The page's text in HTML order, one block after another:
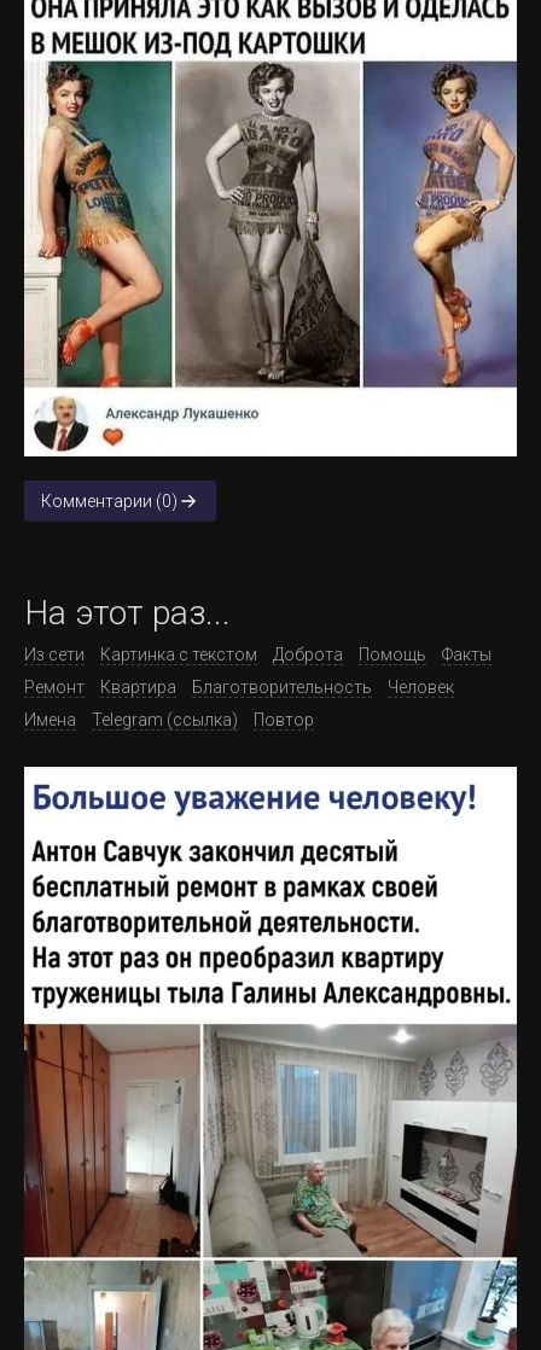
Комментарии (0)
На этот раз...
Из сети Картинка с текстом Доброта Помощь
Факты
Ремонт
Квартира Благотворительность
Человек
Имена
Telegram (ссылка) Повтор